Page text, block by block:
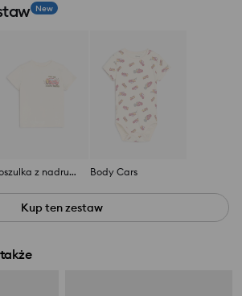
New
Koszulka z nadrukiem na plecach Cars Body Cars
Kup ten zestaw